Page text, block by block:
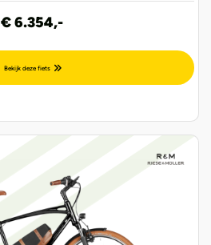
€ 6.354,-
Bekijk deze fiets